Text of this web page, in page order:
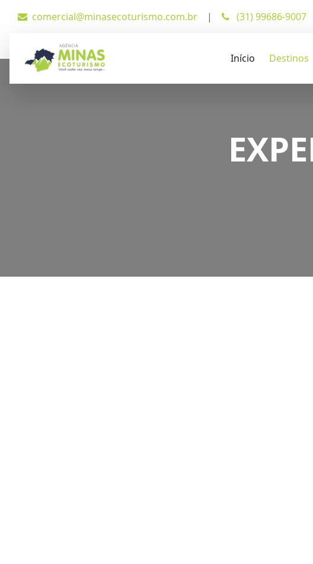
comercial@minasecoturismo.com.br | (31) 99686-9007
Início Destinos